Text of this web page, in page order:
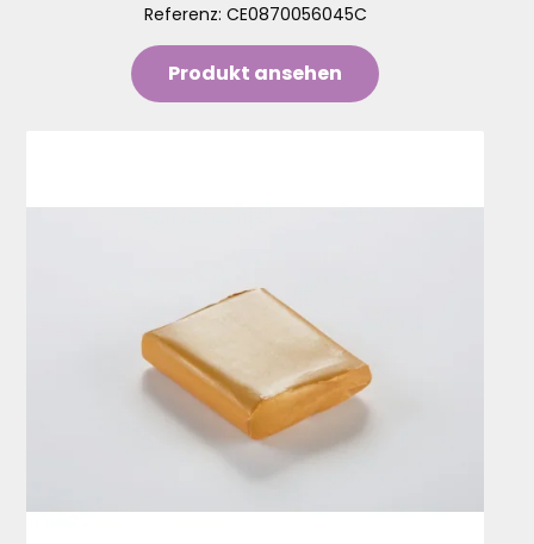
Referenz: CE0870056045C
Produkt ansehen